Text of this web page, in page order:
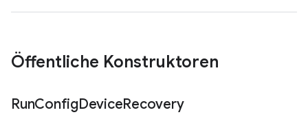
Öffentliche Konstruktoren
RunConfigDeviceRecovery